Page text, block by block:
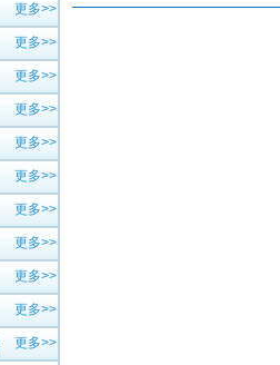
更多>>
更多>>
更多>>
更多>>
更多>>
更多>>
更多>>
更多>>
更多>>
更多>>
更多>>